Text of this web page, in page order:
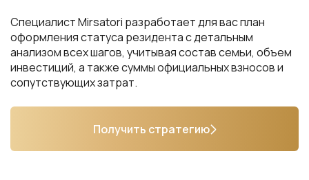
Специалист Mirsatori разработает для вас план
оформления статуса резидента с детальным
анализом всех шагов, учитывая состав семьи, объем
инвестиций, а также суммы официальных взносов и
сопутствующих затрат.
Получить стратегию